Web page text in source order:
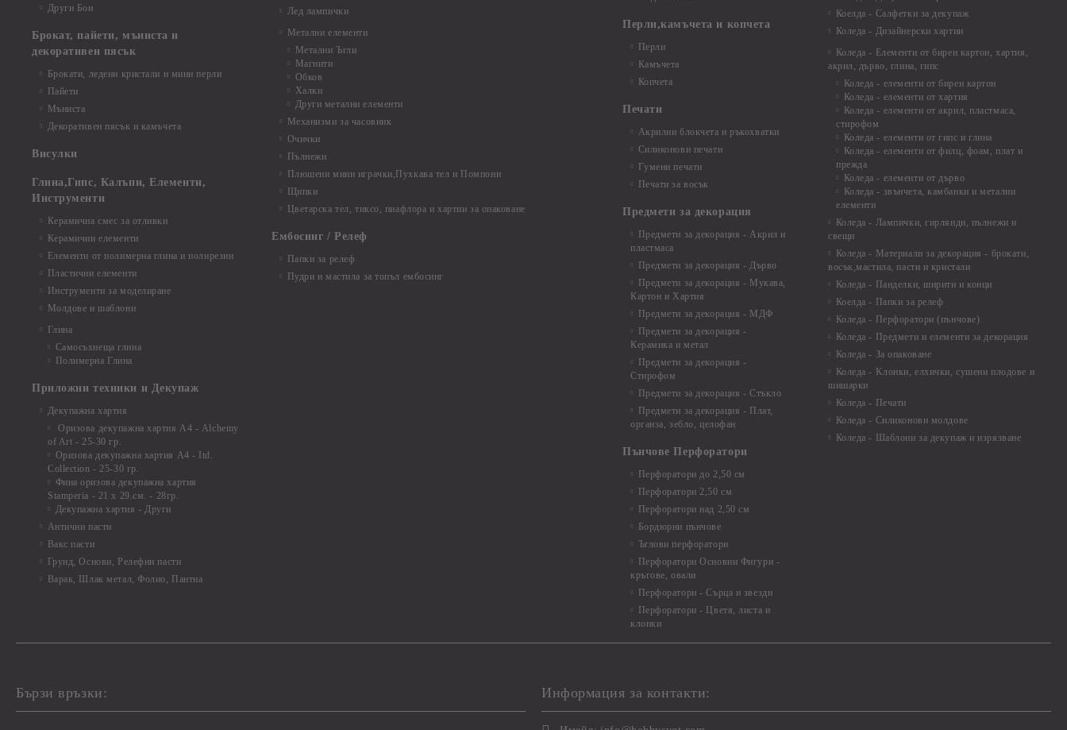
Други Бои
Брокат, пайети, мъниста и
декоративен пясък
Брокати, ледени кристали и мини перли
Пайети
Мъниста
Декоративен пясък и камъчета
Висулки
Глина,Гипс, Калъпи, Елементи,
Инструменти
Керамична смес за отливки
Керамични елементи
Елементи от полимерна глина и полирезин
Пластични елементи
Инструменти за моделиране
Молдове и шаблони
Глина
Самосъхнеща глина
Полимерна Глина
Приложни техники и Декупаж
Декупажна хартия
Оризова декупажна хартия А4 - Alchemy
of Art - 25-30 гр.
Оризова декупажна хартия А4 - Itd.
Collection - 25-30 гр.
Фина оризова декупажна хартия
Stamperia - 21 х 29.см. - 28гр.
Декупажна хартия - Други
Антични пасти
Вакс пасти
Грунд, Основи, Релефни пасти
Варак, Шлак метал, Фолио, Пантна
Лед лампички
Метални елементи
Метални Ъгли
Магнити
Обков
Халки
Други метални елементи
Механизми за часовник
Очички
Пълнежи
Плюшени мини играчки,Пухкава тел и Помпони
Щипки
Цветарска тел, тиксо, пиафлора и хартии за опаковане
Ембосинг / Релеф
Папки за релеф
Пудри и мастила за топъл ембосинг
Перли,камъчета и копчета
Перли
Камъчета
Копчета
Печати
Акрилни блокчета и ръкохватки
Силиконови печати
Гумени печати
Печати за восък
Предмети за декорация
Предмети за декорация - Акрил и
пластмаса
Предмети за декорация - Дърво
Предмети за декорация - Мукава,
Картон и Хартия
Предмети за декорация - МДФ
Предмети за декорация -
Керамика и метал
Предмети за декорация -
Стирофом
Предмети за декорация - Стъкло
Предмети за декорация - Плат,
органза, зебло, целофан
Пънчове Перфоратори
Перфоратори до 2,50 см
Перфоратори 2,50 см
Перфоратори над 2,50 см
Бордюрни пънчове
Ъглови перфоратори
Перфоратори Основни Фигури -
кръгове, овали
Перфоратори - Сърца и звезди
Перфоратори - Цветя, листа и
клонки
Коелда - Салфетки за декупаж
Коледа - Дизайнерски хартии
Коледа - Eлементи от бирен картон, хартия,
акрил, дърво, глина, гипс
Коледа - елементи от бирен картон
Коледа - елементи от хартия
Коледа - елементи от акрил, пластмаса,
стирофом
Коледа - елементи от гипс и глина
Коледа - елементи от филц, фоам, плат и
прежда
Коледа - елементи от дърво
Коледа - звънчета, камбанки и метални
елементи
Коледа - Лампички, гирлянди, пълнежи и
свещи
Коледа - Материали за декорация - брокати,
восък,мастила, пасти и кристали
Коледа - Панделки, ширити и конци
Коелда - Папки за релеф
Коледа - Перфоратори (пънчове)
Коледа - Предмети и елементи за декорация
Коледа - За опаковане
Коледа - Kлонки, елхички, сушени плодове и
шишарки
Коледа - Печати
Коледа - Силиконови молдове
Коледа - Шаблони за декупаж и изрязване
Бързи връзки: Информация за контакти: